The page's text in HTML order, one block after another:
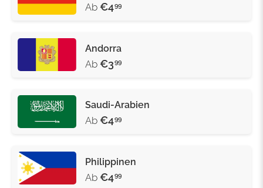
Ab €499
Andorra
Ab €399
Saudi-Arabien
Ab €499
Philippinen
Ab €499